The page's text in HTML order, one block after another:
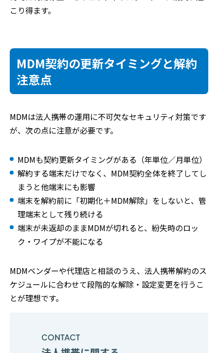
こり得ます。
MDM契約の更新タイミングと解約
注意点
MDMは法人携帯の運用に不可欠なセキュリティ対策です
が、次の点に注意が必要です。
MDMも契約更新タイミングがある（年単位／月単位）
解約する端末だけでなく、MDM契約全体を終了してし
まうと他端末にも影響
端末を解約前に「初期化＋MDM解除」をしないと、管
理端末として残り続ける
端末が未返却のままMDMが切れると、紛失時のロッ
ク・ワイプが不能になる
MDMベンダーや代理店と相談のうえ、法人携帯解約のス
ケジュールに合わせて段階的な解除・設定変更を行うこ
とが理想です。